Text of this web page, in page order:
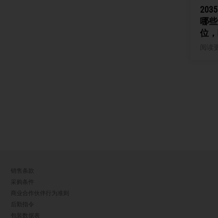
哪
位
销售条款
采购条件
商业合作伙伴行为准则
后勤指令
包装数据表